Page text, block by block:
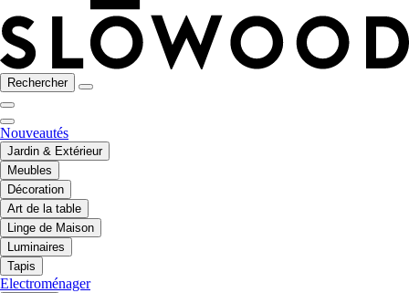
Rechercher
Nouveautés
Jardin & Extérieur
Meubles
Décoration
Art de la table
Linge de Maison
Luminaires
Tapis
Electroménager